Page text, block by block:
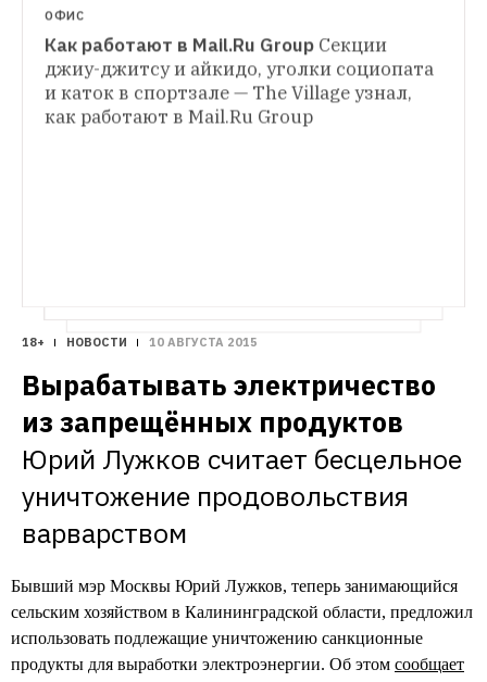
ОФИС
Как работают в Mail.Ru Group Секции
джиу-джитсу и айкидо, уголки социопата
и каток в спортзале — The Village узнал,
как работают в Mail.Ru Group
18+ НОВОСТИ 10 АВГУСТА 2015
Вырабатывать электричество
из запрещённых продуктов
Юрий Лужков считает бесцельное
уничтожение продовольствия
варварством
Бывший мэр Москвы Юрий Лужков, теперь занимающийся
сельским хозяйством в Калининградской области, предложил
использовать подлежащие уничтожению санкционные
продукты для выработки электроэнергии. Об этом сообщает